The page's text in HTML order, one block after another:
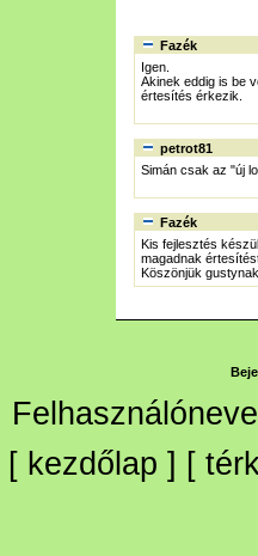
Fazék
Igen.
Akinek eddig is be
értesítés érkezik.
petrot81
Simán csak az "új
Fazék
Kis fejlesztés
magadnak
Köszönjük
[ kezdőlap ] [